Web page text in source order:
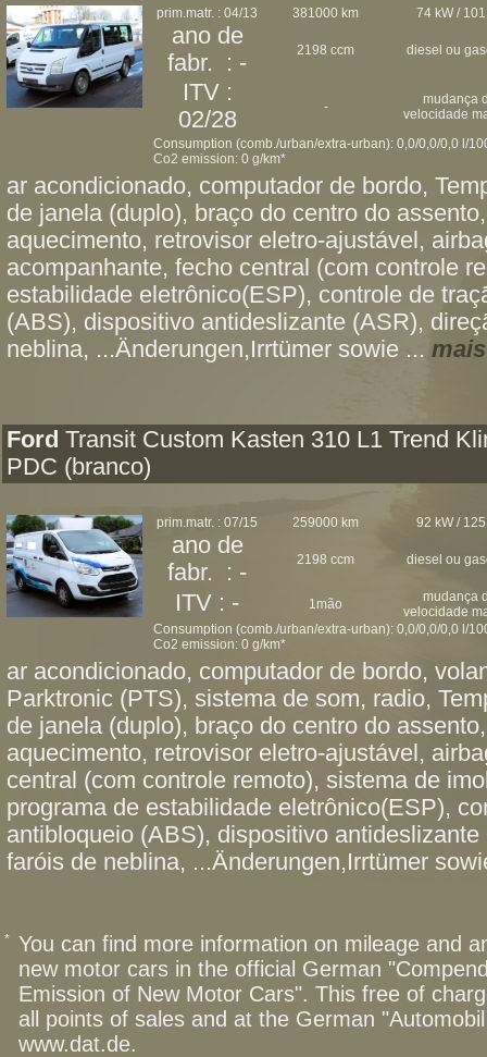
prim.matr. : 04/13 381000 km 74 kW /
ano de
fabr. : -
2198 ccm diesel ou
ITV :
02/28
-
mudança
velocidade
Consumption (comb./urban/extra-urban): 0,0/0,0/0,0 l/
Co2 emission: 0 g/km*
ar acondicionado, computador de bordo,
de janela (duplo), braço do centro do
aquecimento, retrovisor eletro-ajustável,
acompanhante, fecho central (com controle
estabilidade eletrônico(ESP), controle de
(ABS), dispositivo antideslizante (ASR),
neblina, ...Änderungen,Irrtümer sowie ...
Ford Transit Custom Kasten 310 L1 Trend
PDC (branco)
prim.matr. : 07/15 259000 km 92 kW /
ano de
fabr. : -
2198 ccm diesel ou
ITV : - 1mão
mudança
velocidade
Consumption (comb./urban/extra-urban): 0,0/0,0/0,0 l/
Co2 emission: 0 g/km*
ar acondicionado, computador de bordo,
Parktronic (PTS), sistema de som, radio,
de janela (duplo), braço do centro do
aquecimento, retrovisor eletro-ajustável,
central (com controle remoto), sistema de
programa de estabilidade eletrônico(ESP),
antibloqueio (ABS), dispositivo
faróis de neblina, ...Änderungen,Irrtümer
* You can find more information on mileage and
new motor cars in the official German
Emission of New Motor Cars". This free of
all points of sales and at the German
www.dat.de.